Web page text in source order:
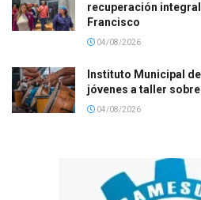
recuperación
Francisco
04/08/2026
Instituto Municipal
jóvenes a taller
04/08/2026